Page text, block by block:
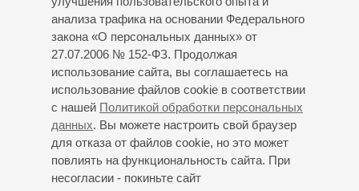
анализа трафика на основании Федерального
закона «О персональных данных» от
27.07.2006 № 152-ФЗ. Продолжая
использование сайта, вы соглашаетесь на
использование файлов cookie в соответствии
с нашей Политикой обработки персональных
данных. Вы можете настроить свой браузер
для отказа от файлов cookie, но это может
повлиять на функциональность сайта. При
несогласии - покиньте сайт
Алеко из оперы «Алеко», Романс (переложение для
саксофона и арфы);Пьяццолла: "Ausencias",
«Ночной клуб 1960»;Равель: Интродукция и
аллегро для арфы, струнного квартета, флейты и
кларнета;Моцарт: Соната для скрипки и
фортепиано;И.С. Бах: Пьеса для арфы соло;
Гендель: Прелюдия и токката
Организаторы:Благотворительный фонд
содействия деятельности в сфере культуры и
искусства «Фонд Оксаны Волковой»